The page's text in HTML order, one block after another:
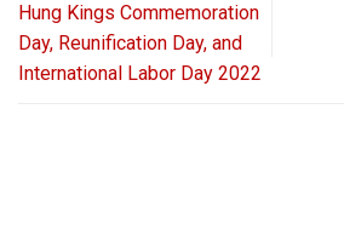
Hung Kings Commemoration
Day, Reunification Day, and
International Labor Day 2022